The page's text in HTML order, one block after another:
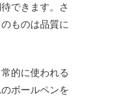
できます。さ
ものは品質に
的に使われる
ボールペンを